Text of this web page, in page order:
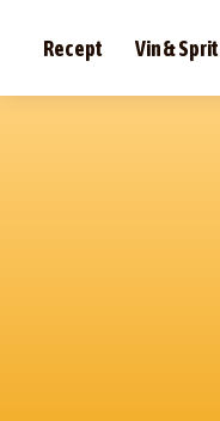
Recept Vin & Sprit